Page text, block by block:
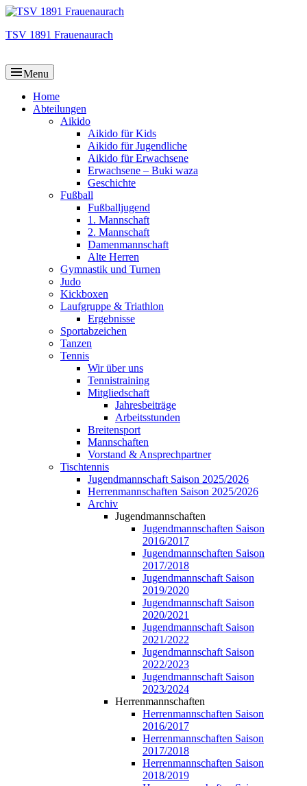
TSV 1891 Frauenaurach
Menu
Hauptmenü
Home
Abteilungen
Aikido
Aikido für Kids
Aikido für Jugendliche
Aikido für Erwachsene
Erwachsene – Buki waza
Geschichte
Fußball
Fußballjugend
1. Mannschaft
2. Mannschaft
Damenmannschaft
Alte Herren
Gymnastik und Turnen
Judo
Kickboxen
Laufgruppe & Triathlon
Ergebnisse
Sportabzeichen
Tanzen
Tennis
Wir über uns
Tennistraining
Mitgliedschaft
Jahresbeiträge
Arbeitsstunden
Breitensport
Mannschaften
Vorstand & Ansprechpartner
Tischtennis
Jugendmannschaft Saison 2025/2026
Herrenmannschaften Saison 2025/2026
Archiv
Jugendmannschaften
Jugendmannschaften Saison
2016/2017
Jugendmannschaften Saison
2017/2018
Jugendmannschaft Saison
2019/2020
Jugendmannschaft Saison
2020/2021
Jugendmannschaft Saison
2021/2022
Jugendmannschaft Saison
2022/2023
Jugendmannschaft Saison
2023/2024
Herrenmannschaften
Herrenmannschaften Saison
2016/2017
Herrenmannschaften Saison
2017/2018
Herrenmannschaften Saison
2018/2019